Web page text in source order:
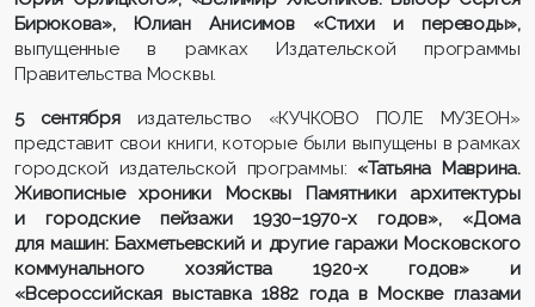
Бирюкова», Юлиан Анисимов «Стихи и переводы»,
выпущенные в рамках Издательской программы
Правительства Москвы.
5 сентября издательство «КУЧКОВО ПОЛЕ МУЗЕОН»
представит свои книги, которые были выпущены в рамках
городской издательской программы: «Татьяна Маврина.
Живописные хроники Москвы Памятники архитектуры
и городские пейзажи 1930–1970-х годов»,
«Дома
для машин: Бахметьевский и другие гаражи Московского
коммунального хозяйства 1920-х годов» и
«Всероссийская выставка 1882 года в Москве глазами